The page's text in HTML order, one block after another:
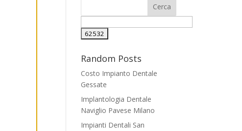
Random Posts
Costo Impianto Dentale
Gessate
Implantologia Dentale
Naviglio Pavese Milano
Impianti Dentali San